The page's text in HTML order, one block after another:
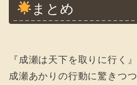
まとめ
『成瀬は天下を取りに行く
成瀬あかりの行動に驚きつ